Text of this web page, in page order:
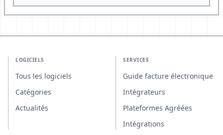
LOGICIELS
Tous les logiciels
Catégories
Actualités
SERVICES
Guide facture électronique
Intégrateurs
Plateformes Agréées
Intégrations